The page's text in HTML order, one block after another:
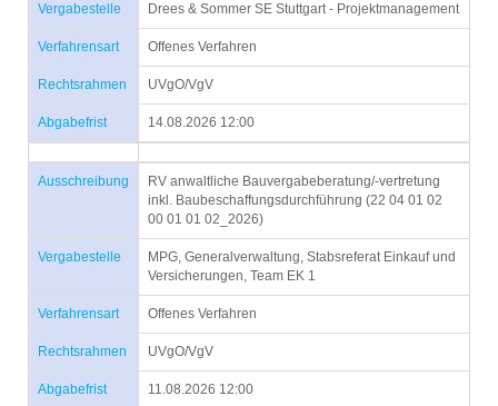
Vergabestelle Drees & Sommer SE Stuttgart - Projektmanagement
Verfahrensart Offenes Verfahren
Rechtsrahmen UVgO/VgV
Abgabefrist 14.08.2026 12:00
Ausschreibung
RV anwaltliche Bauvergabeberatung/-vertretung
inkl. Baubeschaffungsdurchführung (22 04 01 02
00 01 01 02_2026)
Vergabestelle
MPG, Generalverwaltung, Stabsreferat Einkauf und
Versicherungen, Team EK 1
Verfahrensart Offenes Verfahren
Rechtsrahmen UVgO/VgV
Abgabefrist 11.08.2026 12:00